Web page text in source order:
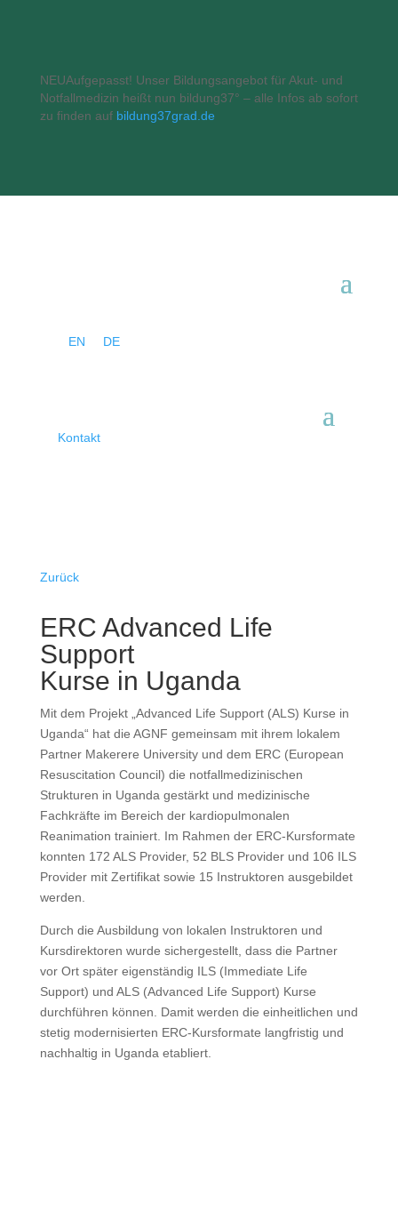
NEUAufgepasst! Unser Bildungsangebot für Akut- und
Notfallmedizin heißt nun bildung37° – alle Infos ab sofort
zu finden auf bildung37grad.de
EN DE
Kontakt
Zurück
ERC Advanced Life
Support
Kurse in Uganda
Mit dem Projekt „Advanced Life Support (ALS) Kurse in
Uganda“ hat die AGNF gemeinsam mit ihrem lokalem
Partner Makerere University und dem ERC (European
Resuscitation Council) die notfallmedizinischen
Strukturen in Uganda gestärkt und medizinische
Fachkräfte im Bereich der kardiopulmonalen
Reanimation trainiert. Im Rahmen der ERC-Kursformate
konnten 172 ALS Provider, 52 BLS Provider und 106 ILS
Provider mit Zertifikat sowie 15 Instruktoren ausgebildet
werden.
Durch die Ausbildung von lokalen Instruktoren und
Kursdirektoren wurde sichergestellt, dass die Partner
vor Ort später eigenständig ILS (Immediate Life
Support) und ALS (Advanced Life Support) Kurse
durchführen können. Damit werden die einheitlichen und
stetig modernisierten ERC-Kursformate langfristig und
nachhaltig in Uganda etabliert.